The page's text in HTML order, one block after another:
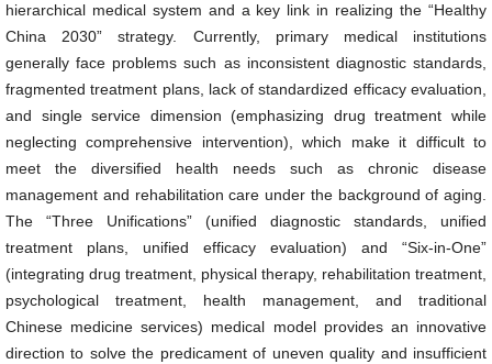
hierarchical medical system and a key link in realizing the “Healthy
China 2030” strategy. Currently, primary medical institutions
generally face problems such as inconsistent diagnostic standards,
fragmented treatment plans, lack of standardized efficacy evaluation,
and single service dimension (emphasizing drug treatment while
neglecting comprehensive intervention), which make it difficult to
meet the diversified health needs such as chronic disease
management and rehabilitation care under the background of aging.
The “Three Unifications” (unified diagnostic standards, unified
treatment plans, unified efficacy evaluation) and “Six-in-One”
(integrating drug treatment, physical therapy, rehabilitation treatment,
psychological treatment, health management, and traditional
Chinese medicine services) medical model provides an innovative
direction to solve the predicament of uneven quality and insufficient